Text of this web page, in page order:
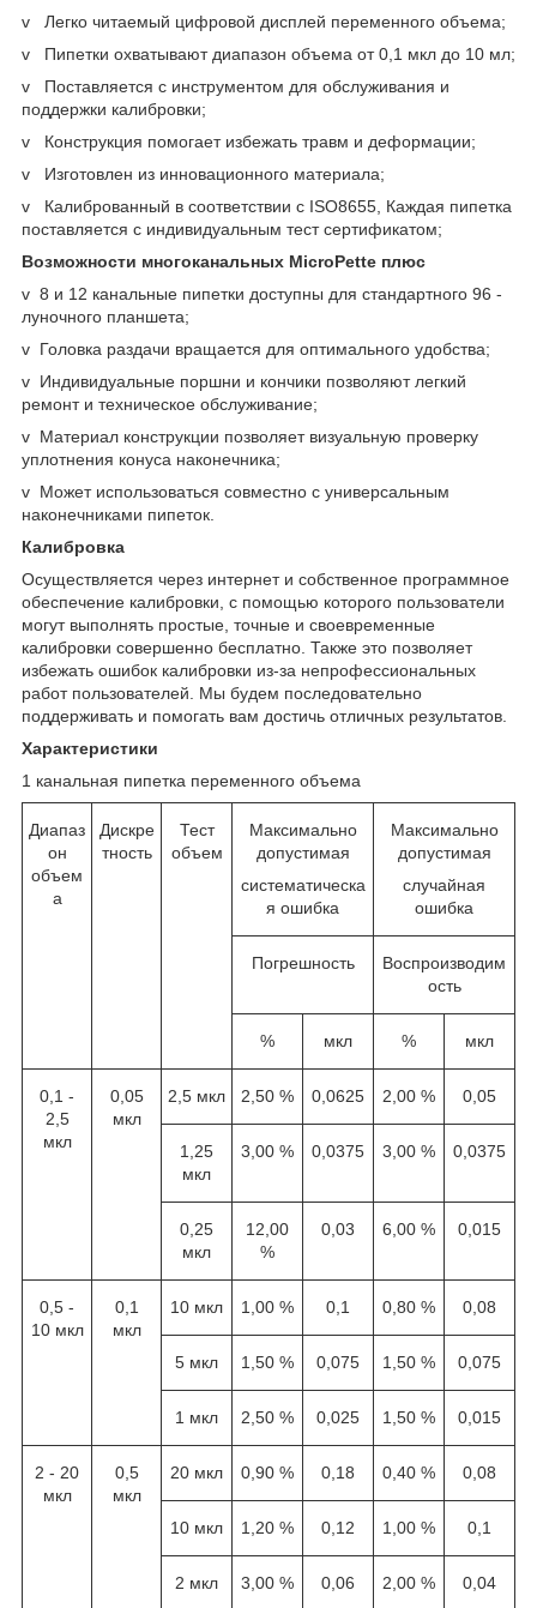
v Легко читаемый цифровой дисплей переменного объема;
v Пипетки охватывают диапазон объема от 0,1 мкл до 10 мл;
v Поставляется с инструментом для обслуживания и
поддержки калибровки;
v Конструкция помогает избежать травм и деформации;
v Изготовлен из инновационного материала;
v Калиброванный в соответствии с ISO8655, Каждая пипетка
поставляется с индивидуальным тест сертификатом;
Возможности многоканальных MicroPette плюс
v 8 и 12 канальные пипетки доступны для стандартного 96 -
луночного планшета;
v Головка раздачи вращается для оптимального удобства;
v Индивидуальные поршни и кончики позволяют легкий
ремонт и техническое обслуживание;
v Материал конструкции позволяет визуальную проверку
уплотнения конуса наконечника;
v Может использоваться совместно с универсальным
наконечниками пипеток.
Калибровка
Осуществляется через интернет и собственное программное
обеспечение калибровки, с помощью которого пользователи
могут выполнять простые, точные и своевременные
калибровки совершенно бесплатно. Также это позволяет
избежать ошибок калибровки из-за непрофессиональных
работ пользователей. Мы будем последовательно
поддерживать и помогать вам достичь отличных результатов.
Характеристики
1 канальная пипетка переменного объема
Диапаз
он
объем
а
Дискре
тность
Тест
объем
Максимально
допустимая
систематическа
я ошибка
Максимально
допустимая
случайная
ошибка
Погрешность
Воспроизводим
ость
% мкл % мкл
0,1 -
2,5
мкл
0,05
мкл
2,5 мкл 2,50 % 0,0625 2,00 % 0,05
1,25
мкл
3,00 % 0,0375 3,00 % 0,0375
0,25
мкл
12,00
%
0,03 6,00 % 0,015
0,5 -
10 мкл
0,1
мкл
10 мкл 1,00 % 0,1 0,80 % 0,08
5 мкл 1,50 % 0,075 1,50 % 0,075
1 мкл 2,50 % 0,025 1,50 % 0,015
2 - 20
мкл
0,5
мкл
20 мкл 0,90 % 0,18 0,40 % 0,08
10 мкл 1,20 % 0,12 1,00 % 0,1
2 мкл 3,00 % 0,06 2,00 % 0,04